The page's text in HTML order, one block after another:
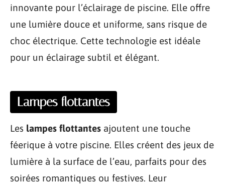
innovante pour l’éclairage de piscine. Elle offre
une lumière douce et uniforme, sans risque de
choc électrique. Cette technologie est idéale
pour un éclairage subtil et élégant.
Lampes flottantes
Les lampes flottantes ajoutent une touche
féerique à votre piscine. Elles créent des jeux de
lumière à la surface de l’eau, parfaits pour des
soirées romantiques ou festives. Leur